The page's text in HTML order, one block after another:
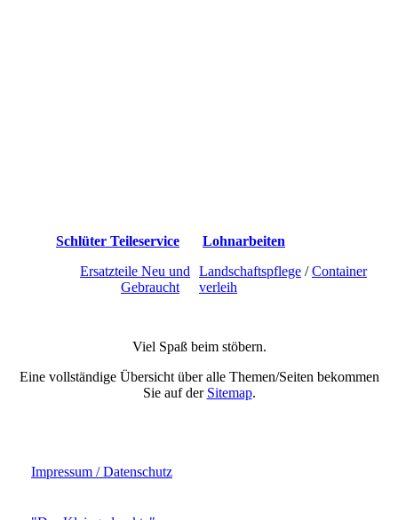
Schlüter Teileservice
Ersatzteile Neu und
Gebraucht
Lohnarbeiten
Landschaftspflege /Container
verleih
Viel Spaß beim stöbern.
Eine vollständige Übersicht über alle Themen/Seiten bekommen
Sie auf der Sitemap.
Impressum / Datenschutz